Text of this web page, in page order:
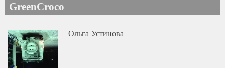
GreenCroco
Ольга Устинова